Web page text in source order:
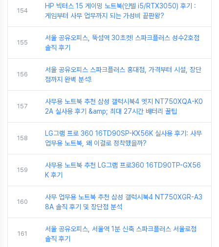
154
HP 빅터스 15 게이밍 노트북(인텔 i5/RTX3050) 후기 :
게임부터 사무 업무까지 되는 가성비 끝판왕?
155
서울 공유오피스, 뚝섬역 30초컷! 스파크플러스 성수2호점
솔직 후기
156
서울 공유오피스 스파크플러스 홍대점, 가격부터 시설, 장단
점까지 완벽 분석!
157
사무용 노트북 추천 삼성 갤럭시북4 엣지 NT750XQA-K0
2A 실사용 후기 &amp; 최대 27시간 배터리 꿀팁
158
LG그램 프로 360 16TD90SP-KX56K 실사용 후기: 사무
업무용 노트북, 왜 이걸로 정착했을까?
159
사무용 노트북 추천 LG그램 프로360 16TD90TP-GX56
K 후기
160
사무 업무용 노트북 추천 삼성 갤럭시북4 NT750XGR-A3
8A 솔직 후기 및 장단점 분석
161
서울 공유오피스, 서울역 1분 신축 스파크플러스 서울로점
솔직 후기